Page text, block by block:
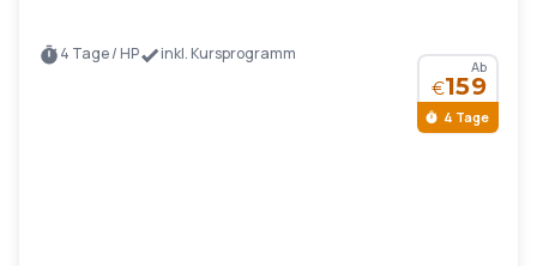
Ab
€159
4 Tage
4 Tage / HP inkl. Kursprogramm